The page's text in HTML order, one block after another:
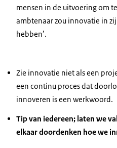
mensen in de uitvoering om
ambtenaar zou innovatie in
hebben’.
Zie innovatie niet als een
een continu proces dat
innoveren is een werkwoord.
Tip van iedereen; laten we
elkaar doordenken hoe we